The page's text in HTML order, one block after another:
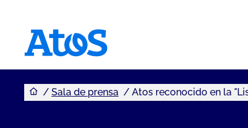
Usted se encuentra
Sala de prensa Atos reconocido en la